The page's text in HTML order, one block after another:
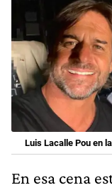
Luis Lacalle Pou en
En esa cena